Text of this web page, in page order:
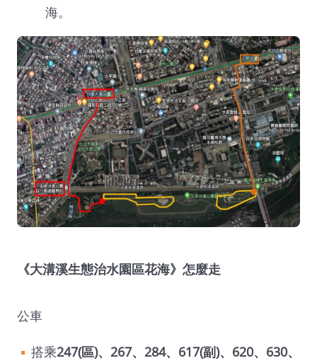
海。
《大溝溪生態治水園區花海》怎麼走
公車
搭乘247(區)、267、284、617(副)、620、630、